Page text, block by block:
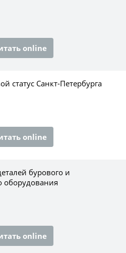
online
статус Санкт-Петербурга
online
бурового и
оборудования
online